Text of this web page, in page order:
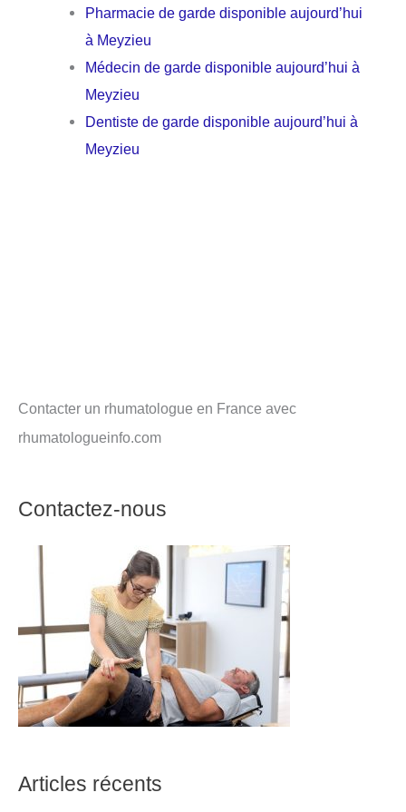
Pharmacie de garde disponible aujourd’hui
à Meyzieu
Médecin de garde disponible aujourd’hui à
Meyzieu
Dentiste de garde disponible aujourd’hui à
Meyzieu
Contacter un rhumatologue en France avec
rhumatologueinfo.com
Contactez-nous
Articles récents